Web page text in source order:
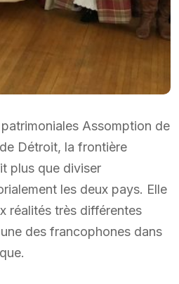
Assomption de
Détroit, la frontière
plus que diviser
les deux pays. Elle
réalités très différentes
des francophones dans